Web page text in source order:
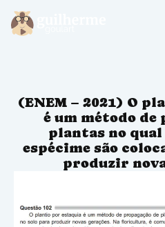
Sou
(ENEM – 2021) O
é um método de
plantas no
espécime são
produzir